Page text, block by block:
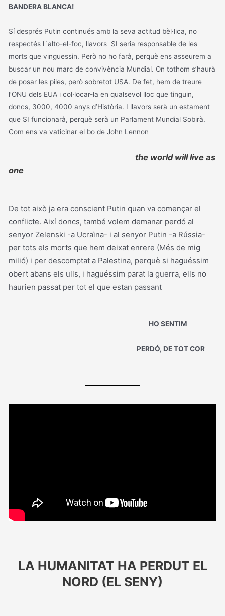
BANDERA BLANCA!
Sí després Putin continués amb la seva actitud bèl·lica, no
respectés l´alto-el-foc, llavors SI seria responsable de les
morts que vinguessin. Però no ho farà, perquè ens asseurem a
buscar un nou marc de convivència Mundial. On tothom s’haurà
de posar les piles, però sobretot USA. De fet, hem de treure
l’ONU dels EUA i col·locar-la en qualsevol lloc que tinguin,
doncs, 3000, 4000 anys d’Història. I llavors serà un estament
que SI funcionarà, perquè serà un Parlament Mundial Sobirà.
Com ens va vaticinar el bo de John Lennon
the world will live as
one
De tot això ja era conscient Putin quan va començar el
conflicte. Així doncs, també volem demanar perdó al
senyor Zelenski -a Ucraïna- i al senyor Putin -a Rússia-
per tots els morts que hem deixat enrere (Més de mig
milió) i per descomptat a Palestina, perquè si haguéssim
obert abans els ulls, i haguéssim parat la guerra, ells no
haurien passat per tot el que estan passant
HO SENTIM
PERDÓ, DE TOT COR
LA HUMANITAT HA PERDUT EL
NORD (EL SENY)